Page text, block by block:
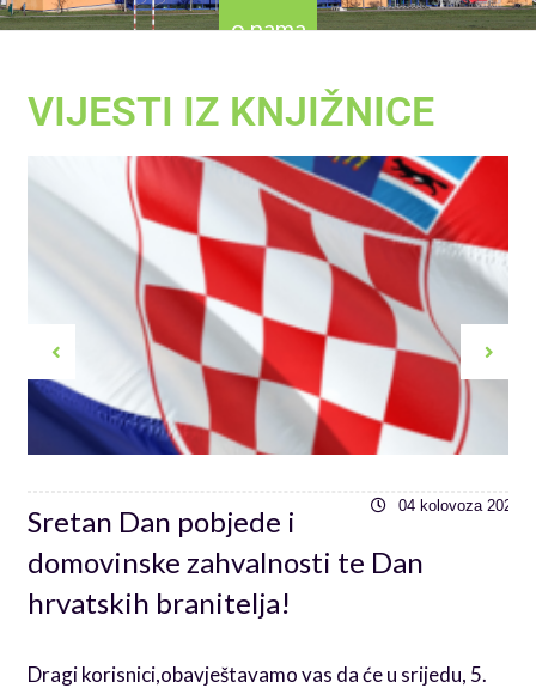
o nama
VIJESTI IZ KNJIŽNICE
04 kolovoza 2026
Sretan Dan pobjede i
domovinske zahvalnosti te Dan
hrvatskih branitelja!
Dragi korisnici,obavještavamo vas da će u srijedu, 5.